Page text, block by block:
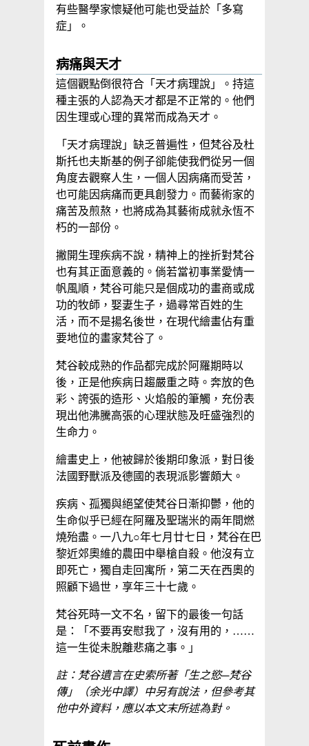
有些醫學家懷疑他可能也受益於「多寫
症」。
病痛與天才
這個觀點倒很符合「天才病理說」。持這
種主張的人認為天才都是不正常的。他們
因生理或心理的異常而成為天才。
「天才病理說」缺乏普遍性，但梵谷及杜
斯托也夫斯基的例子卻能使我們從另一個
角度去觀察人生，一個人因病痛而受苦，
也可能因病痛而更具創發力。而藝術家的
痛苦及煎熬，也將成為其藝術成就永恆不
朽的一部份。
撇開生理疾病不說，精神上的挫折對梵谷
也有其正面意義的。倘若當初事業愛情一
帆風順，梵谷可能只是個成功的畫商或成
功的牧師，娶妻生子，過尋常百姓的生
活，而不是揚名後世，在現代繪畫佔有重
要地位的畫家梵谷了。
梵谷較成熟的作品都完成於阿羅期時以
後，正是他疾病日趨嚴重之時。奔放的色
彩、誇張的造形、火焰般的筆觸，充份表
現出他沸騰高張的心理狀態及旺盛強烈的
生命力。
繪畫史上，他被歸於後期印象派，對日後
法國野獸派及德國的表現派影響頗大。
疾病、孤獨與絕望使梵谷日漸抑鬱，他的
生命似乎已經在阿羅及聖瑞米的兩年間燃
燒殆盡。一八九○年七月廿七日，梵谷在巴
黎近郊奧維的農田中舉槍自殺。他沒有立
即死亡，獨自走回寓所，第二天在西奧的
照顧下過世，享年三十七歲。
梵谷死時一文不名，留下的最後一句話
是：「不要再安慰我了，沒有用的，……
這一生從未脫離悲痛之事。」
註：梵谷遺言在史索所著「生之慾─梵谷
傳」（余光中譯）中另有說法，但參考其
他中外資料，應以本文末所述為對。